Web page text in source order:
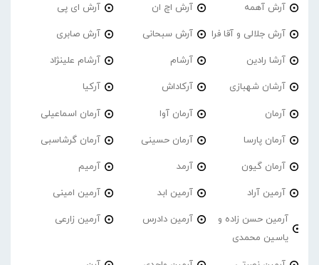
آرش آهمه آرش اچ ان آرش ای پی
آرش جلالی و آقا فرا آرش سبحانی آرش صابری
آرشا رادین آرشام آرشام علینژاد
آرشان شهبازی آرکاداش آرکیا
آرمان آرمان آوا آرمان اسماعیلی
آرمان پارسا آرمان حسینی آرمان گرشاسبی
آرمان گیون آرمد آرمیم
آرمین آراد آرمین ابد آرمین امینی
آرمین حسن زاده و
یاسین محمدی
آرمین دادرس آرمین زارعی